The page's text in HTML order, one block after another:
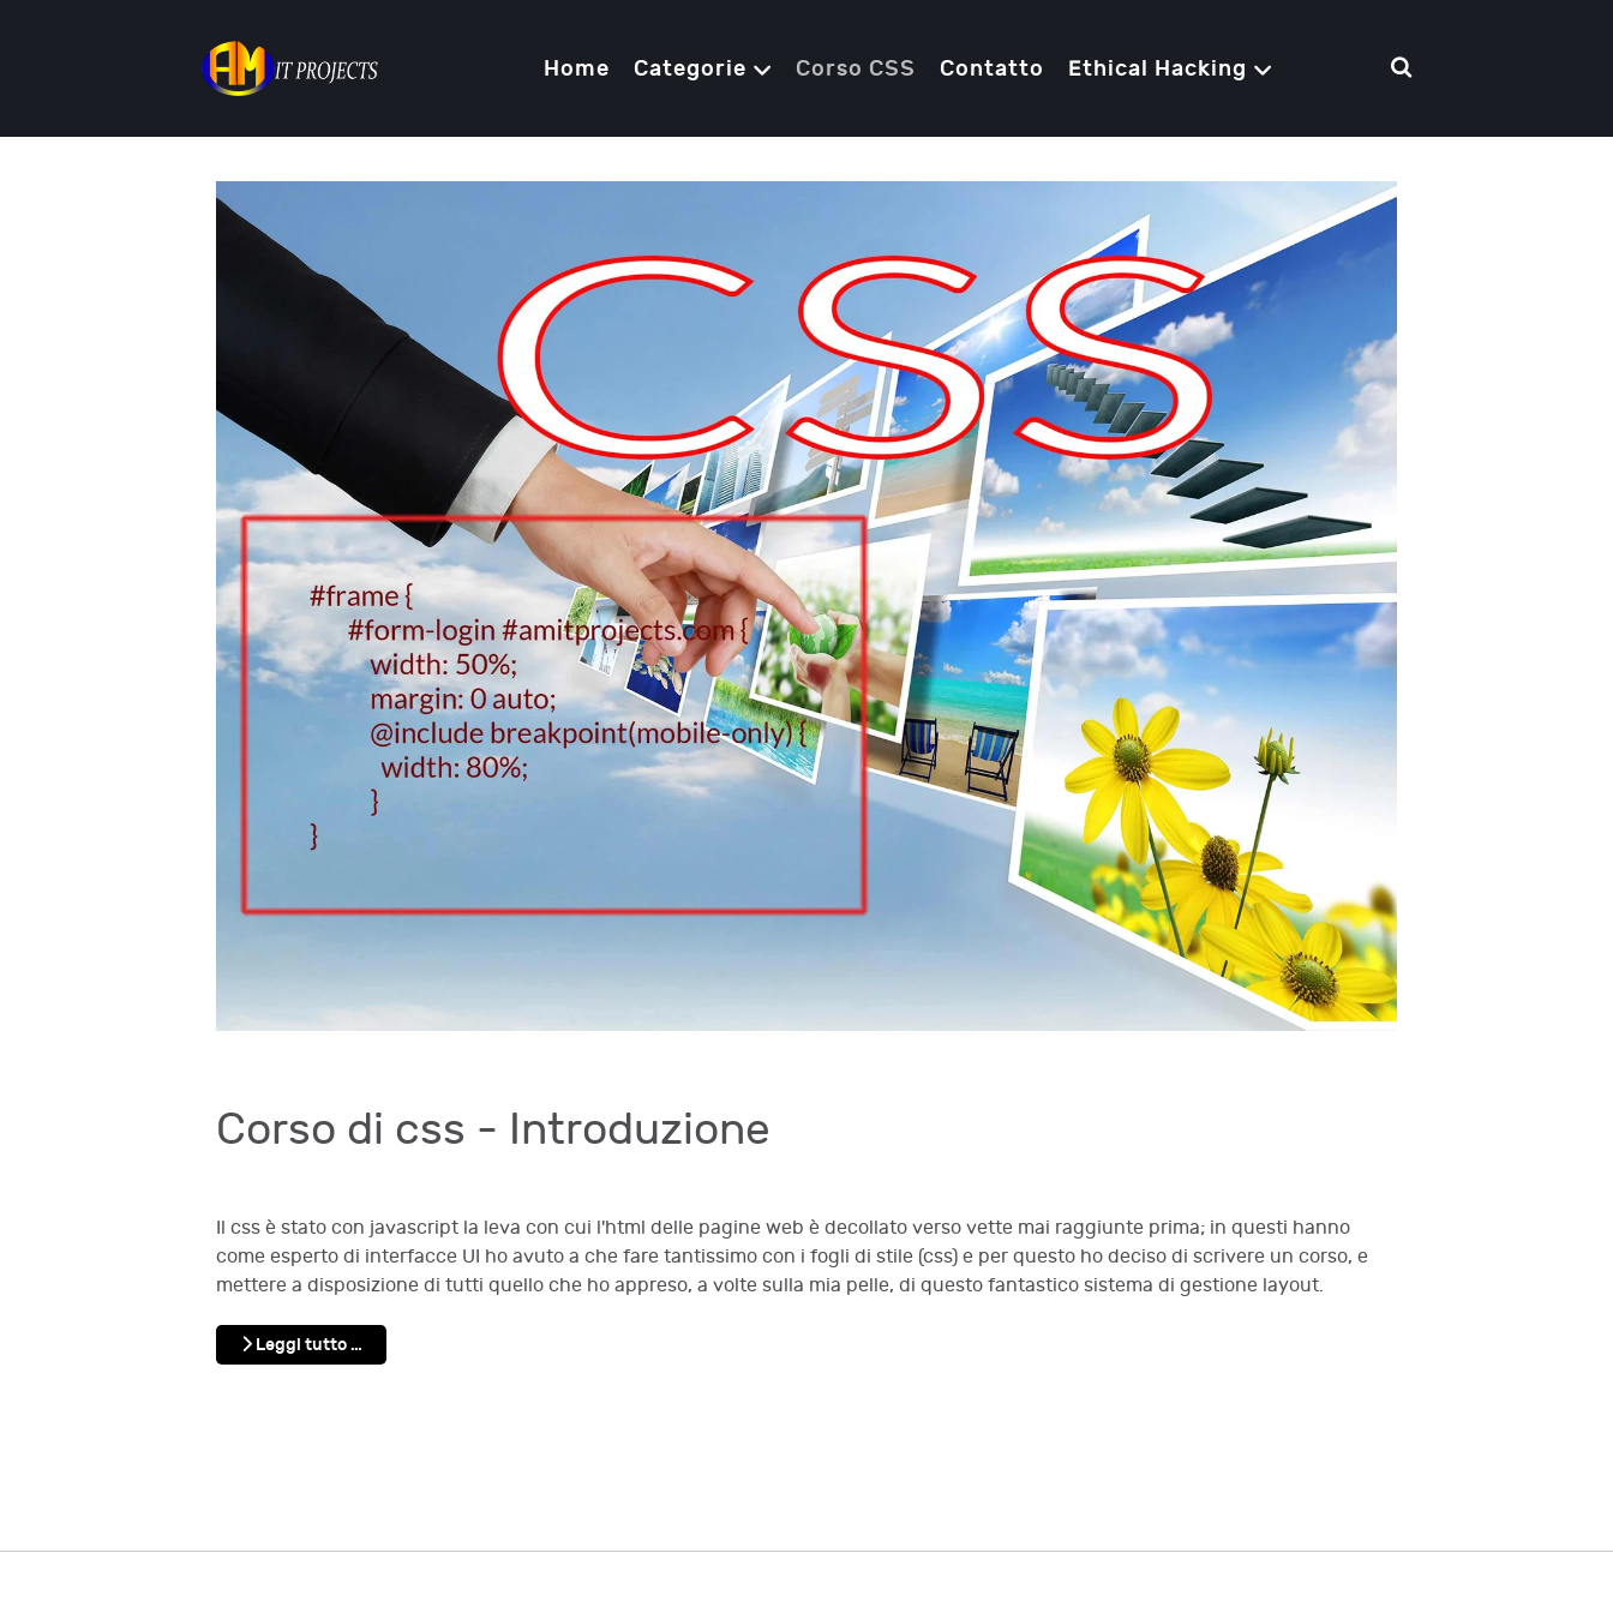
Home Categorie Corso CSS Contatto Ethical Hacking
Corso di css - Introduzione
Il css è stato con javascript la leva con cui l'html delle pagine web è decollato verso vette mai raggiunte prima; in questi hanno
come esperto di interfacce UI ho avuto a che fare tantissimo con i fogli di stile (css) e per questo ho deciso di scrivere un corso, e
mettere a disposizione di tutti quello che ho appreso, a volte sulla mia pelle, di questo fantastico sistema di gestione layout.
Leggi tutto …